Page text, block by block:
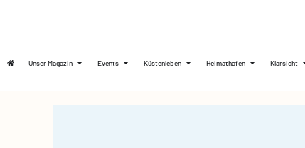
Unser Magazin Events Küstenleben Heimathafen Klarsicht